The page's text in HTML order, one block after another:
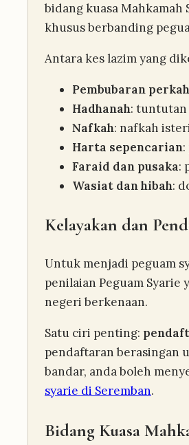
bidang kuasa
khusus berbanding
Antara kes lazim yang
Pembubaran
Hadhanah: tuntutan
Nafkah: nafkah
Harta sepencarian
Faraid dan pusaka:
Wasiat dan hibah:
Kelayakan dan
Untuk menjadi peguam
penilaian Peguam
negeri berkenaan.
Satu ciri penting:
pendaftaran berasingan
bandar, anda boleh
syarie di Seremban.
Bidang Kuasa